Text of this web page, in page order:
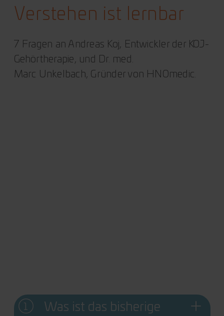
Verstehen ist lernbar
7 Fragen an Andreas Koj, Entwickler der KOJ-
Gehörtherapie, und Dr. med.
Marc Unkelbach, Gründer von HNOmedic.
Was ist das bisherige